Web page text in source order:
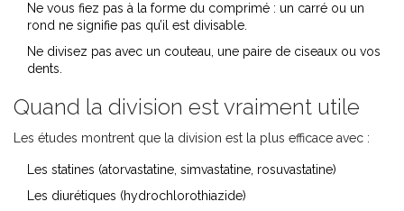
Ne vous fiez pas à la forme du comprimé : un carré ou un
rond ne signifie pas qu’il est divisable.
Ne divisez pas avec un couteau, une paire de ciseaux ou vos
dents.
Quand la division est vraiment utile
Les études montrent que la division est la plus efficace avec :
Les statines (atorvastatine, simvastatine, rosuvastatine)
Les diurétiques (hydrochlorothiazide)